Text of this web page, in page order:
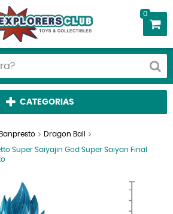
0
CATEGORIAS
Banpresto Dragon Ball
Super Saiyajin God Super Saiyan Final